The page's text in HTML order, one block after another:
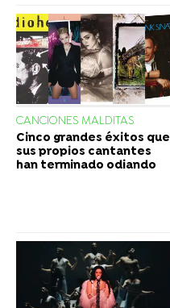
CANCIONES MALDITAS
Cinco grandes éxitos que
sus propios cantantes
han terminado odiando